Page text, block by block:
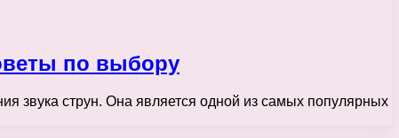
по выбору
звука струн. Она является одной из самых популярных